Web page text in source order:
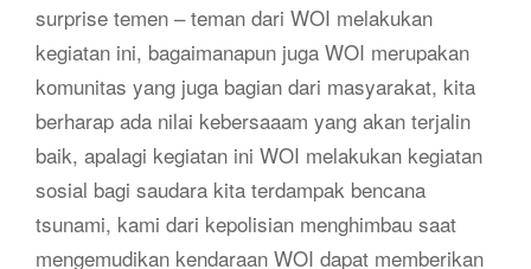
surprise temen – teman dari WOI melakukan
kegiatan ini, bagaimanapun juga WOI merupakan
komunitas yang juga bagian dari masyarakat, kita
berharap ada nilai kebersaaam yang akan terjalin
baik, apalagi kegiatan ini WOI melakukan kegiatan
sosial bagi saudara kita terdampak bencana
tsunami, kami dari kepolisian menghimbau saat
mengemudikan kendaraan WOI dapat memberikan